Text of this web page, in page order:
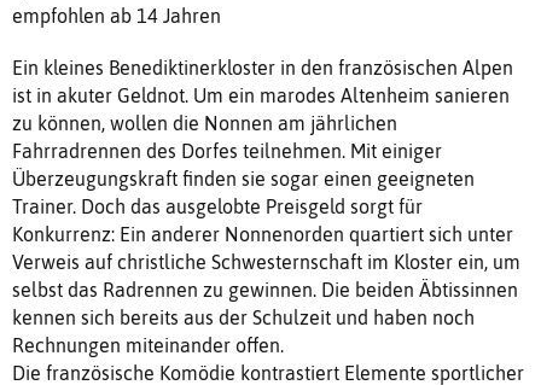
empfohlen ab 14 Jahren
Ein kleines Benediktinerkloster in den französischen Alpen
ist in akuter Geldnot. Um ein marodes Altenheim sanieren
zu können, wollen die Nonnen am jährlichen
Fahrradrennen des Dorfes teilnehmen. Mit einiger
Überzeugungskraft finden sie sogar einen geeigneten
Trainer. Doch das ausgelobte Preisgeld sorgt für
Konkurrenz: Ein anderer Nonnenorden quartiert sich unter
Verweis auf christliche Schwesternschaft im Kloster ein, um
selbst das Radrennen zu gewinnen. Die beiden Äbtissinnen
kennen sich bereits aus der Schulzeit und haben noch
Rechnungen miteinander offen.
Die französische Komödie kontrastiert Elemente sportlicher